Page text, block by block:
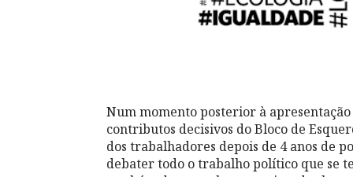
Num momento posterior à
contributos decisivos do Bloco de
dos trabalhadores depois de 4 anos de
debater todo o trabalho político que se